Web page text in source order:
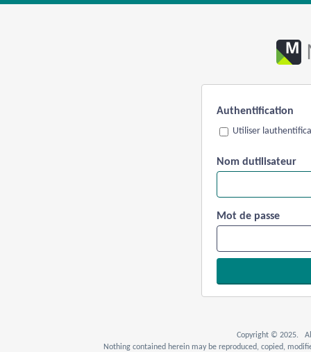
Authentification
Utiliser
Nom dutilisateur
Mot de passe
Copyright © 2025. All
Nothing contained herein may be reproduced, copied,